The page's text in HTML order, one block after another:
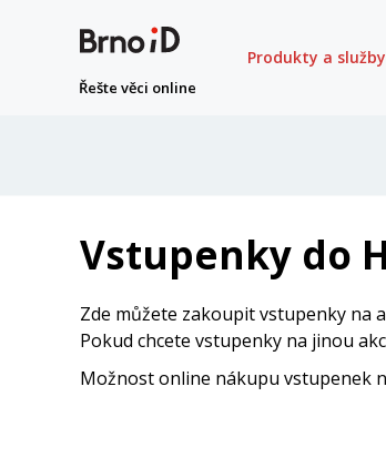
Řešte věci online
Produkty a služby
Vstupenky do
Zde můžete zakoupit vstupenky na
Pokud chcete vstupenky na jinou
Možnost online nákupu vstupenek